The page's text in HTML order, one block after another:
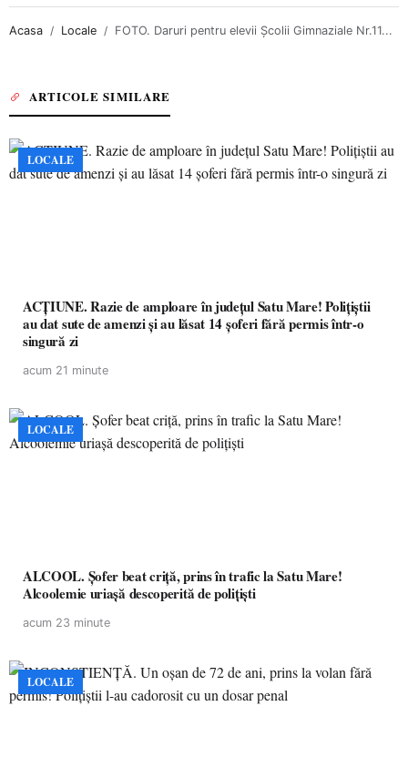
Acasa Locale FOTO. Daruri pentru elevii Şcolii Gimnaziale Nr.11...
ARTICOLE SIMILARE
LOCALE
ACȚIUNE. Razie de amploare în județul Satu Mare! Polițiștii
au dat sute de amenzi și au lăsat 14 șoferi fără permis într-o
singură zi
acum 21 minute
LOCALE
ALCOOL. Șofer beat criță, prins în trafic la Satu Mare!
Alcoolemie uriașă descoperită de polițiști
acum 23 minute
LOCALE